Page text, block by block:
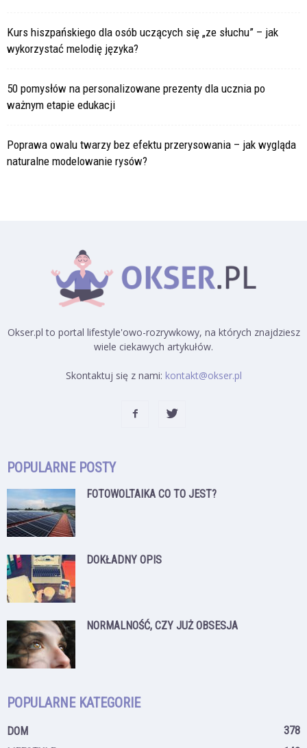
Kurs hiszpańskiego dla osób uczących się „ze słuchu” – jak
wykorzystać melodię języka?
50 pomysłów na personalizowane prezenty dla ucznia po
ważnym etapie edukacji
Poprawa owalu twarzy bez efektu przerysowania – jak wygląda
naturalne modelowanie rysów?
Okser.pl to portal lifestyle'owo-rozrywkowy, na których znajdziesz
wiele ciekawych artykułów.
Skontaktuj się z nami: kontakt@okser.pl
POPULARNE POSTY
FOTOWOLTAIKA CO TO JEST?
DOKŁADNY OPIS
NORMALNOŚĆ, CZY JUŻ OBSESJA
POPULARNE KATEGORIE
DOM
378